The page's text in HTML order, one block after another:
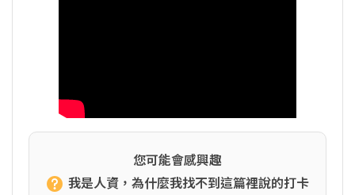
您可能會感興趣
我是人資，為什麼我找不到這篇裡說的打卡